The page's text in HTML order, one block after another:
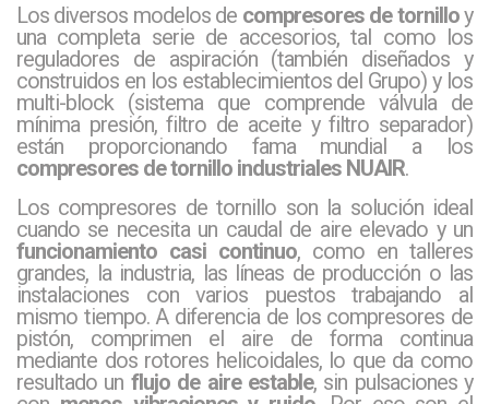
Los diversos modelos de compresores de tornilloy
una completa serie de accesorios, tal como los
reguladores de aspiración (también diseñados y
construidos en los establecimientos del Grupo) y los
multi-block (sistema que comprende válvula de
mínima presión, filtro de aceite y filtro separador)
están proporcionando fama mundial a los
compresores de tornillo industriales NUAIR.
Los compresores de tornillo son la solución ideal
cuando se necesita un caudal de aire elevado y un
funcionamiento casi continuo, como en talleres
grandes, la industria, las líneas de producción o las
instalaciones con varios puestos trabajando al
mismo tiempo. A diferencia de los compresores de
pistón, comprimen el aire de forma continua
mediante dos rotores helicoidales, lo que da como
resultado un flujo de aire estable, sin pulsaciones y